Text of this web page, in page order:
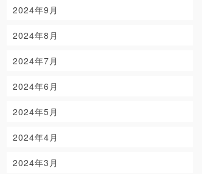
2024年9月
2024年8月
2024年7月
2024年6月
2024年5月
2024年4月
2024年3月